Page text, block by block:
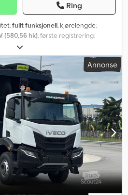
Ring
fullt funksjonell, kjørelengde:
(580,56 hk), første registrering:
, egenvekt:
44 000 kg, dekkstørrelse:
dekktilstand: 80 prosent
kontroll (TÜV):
l , farge:svart, girtype:automatisk
luft, Byggeår:2017, Utstyr:
hydraulikk
Annonse